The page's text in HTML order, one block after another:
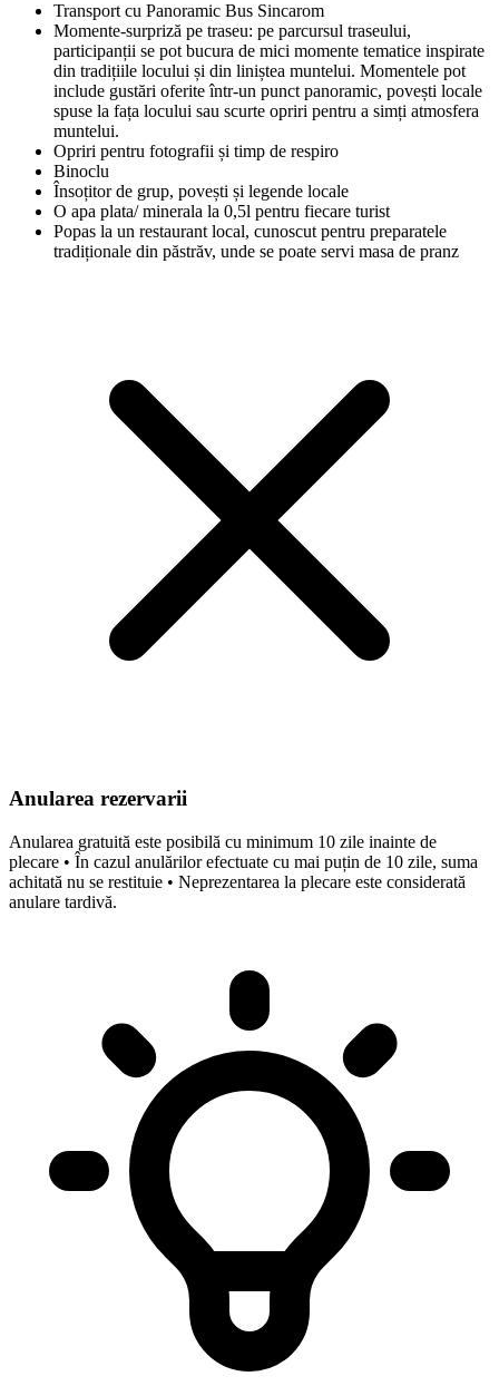
Transport cu Panoramic Bus Sincarom
Momente-surpriză pe traseu: pe parcursul traseului,
participanții se pot bucura de mici momente tematice inspirate
din tradițiile locului și din liniștea muntelui. Momentele pot
include gustări oferite într-un punct panoramic, povești locale
spuse la fața locului sau scurte opriri pentru a simți atmosfera
muntelui.
Opriri pentru fotografii și timp de respiro
Binoclu
Însoțitor de grup, povești și legende locale
O apa plata/ minerala la 0,5l pentru fiecare turist
Popas la un restaurant local, cunoscut pentru preparatele
tradiționale din păstrăv, unde se poate servi masa de pranz
Anularea rezervarii
Anularea gratuită este posibilă cu minimum 10 zile inainte de
plecare • În cazul anulărilor efectuate cu mai puțin de 10 zile, suma
achitată nu se restituie • Neprezentarea la plecare este considerată
anulare tardivă.